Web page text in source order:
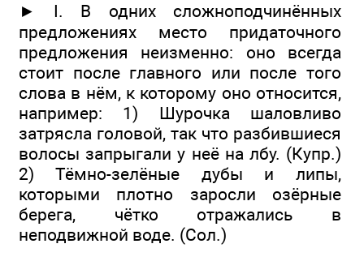
► I. В одних сложноподчинённых
предложениях место придаточного
предложения неизменно: оно всегда
стоит после главного или после того
слова в нём, к которому оно относится,
например: 1) Шурочка шаловливо
затрясла головой, так что разбившиеся
волосы запрыгали у неё на лбу. (Купр.)
2) Тёмно-зелёные дубы и липы,
которыми плотно заросли озёрные
берега, чётко отражались в
неподвижной воде. (Сол.)